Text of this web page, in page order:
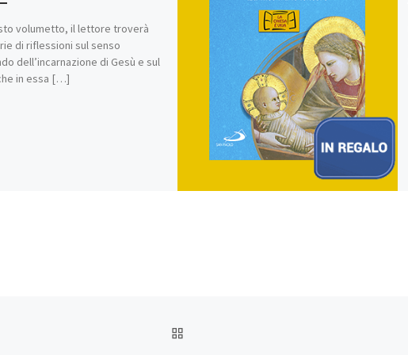
volumetto, il lettore troverà
di riflessioni sul senso
dell’incarnazione di Gesù e sul
in essa […]